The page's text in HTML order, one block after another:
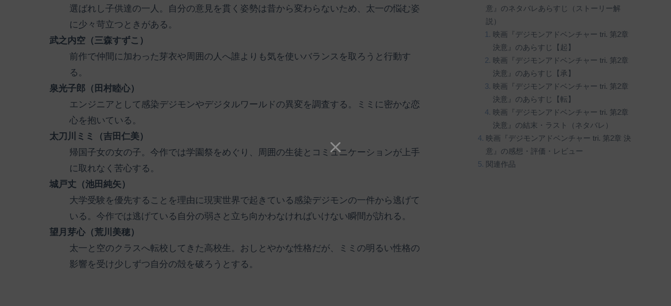
選ばれし子供達の一人。自分の意見を貫く姿勢は昔から変わらないため、太一の悩む姿
に少々苛立つときがある。
武之内空（三森すずこ）
前作で仲間に加わった芽衣や周囲の人へ誰よりも気を使いバランスを取ろうと行動す
る。
泉光子郎（田村睦心）
エンジニアとして感染デジモンやデジタルワールドの異変を調査する。ミミに密かな恋
心を抱いている。
太刀川ミミ（吉田仁美）
帰国子女の女の子。今作では学園祭をめぐり、周囲の生徒とコミュニケーションが上手
に取れなく苦心する。
城戸丈（池田純矢）
大学受験を優先することを理由に現実世界で起きている感染デジモンの一件から逃げて
いる。今作では逃げている自分の弱さと立ち向かわなければいけない瞬間が訪れる。
望月芽心（荒川美穂）
太一と空のクラスへ転校してきた高校生。おしとやかな性格だが、ミミの明るい性格の
影響を受け少しずつ自分の殻を破ろうとする。
意』のネタバレあらすじ（ストーリー解
説）
映画『デジモンアドベンチャー tri. 第2章
決意』のあらすじ【起】
映画『デジモンアドベンチャー tri. 第2章
決意』のあらすじ【承】
映画『デジモンアドベンチャー tri. 第2章
決意』のあらすじ【転】
映画『デジモンアドベンチャー tri. 第2章
決意』の結末・ラスト（ネタバレ）
映画『デジモンアドベンチャー tri. 第2章 決
意』の感想・評価・レビュー
関連作品